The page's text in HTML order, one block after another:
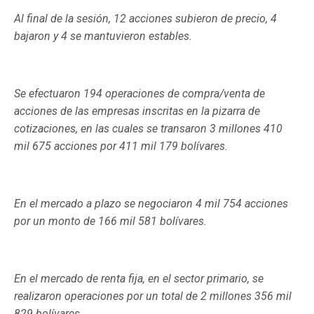
Al final de la sesión, 12 acciones subieron de precio, 4
bajaron y 4 se mantuvieron estables.
Se efectuaron 194 operaciones de compra/venta de
acciones de las empresas inscritas en la pizarra de
cotizaciones, en las cuales se transaron 3 millones 410
mil 675 acciones por 411 mil 179 bolívares.
En el mercado a plazo se negociaron 4 mil 754 acciones
por un monto de 166 mil 581 bolívares.
En el mercado de renta fija, en el sector primario, se
realizaron operaciones por un total de 2 millones 356 mil